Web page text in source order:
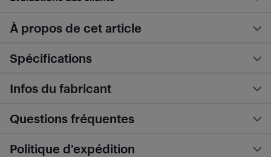
À propos de cet article
Spécifications
Infos du fabricant
Questions fréquentes
Politique d’expédition